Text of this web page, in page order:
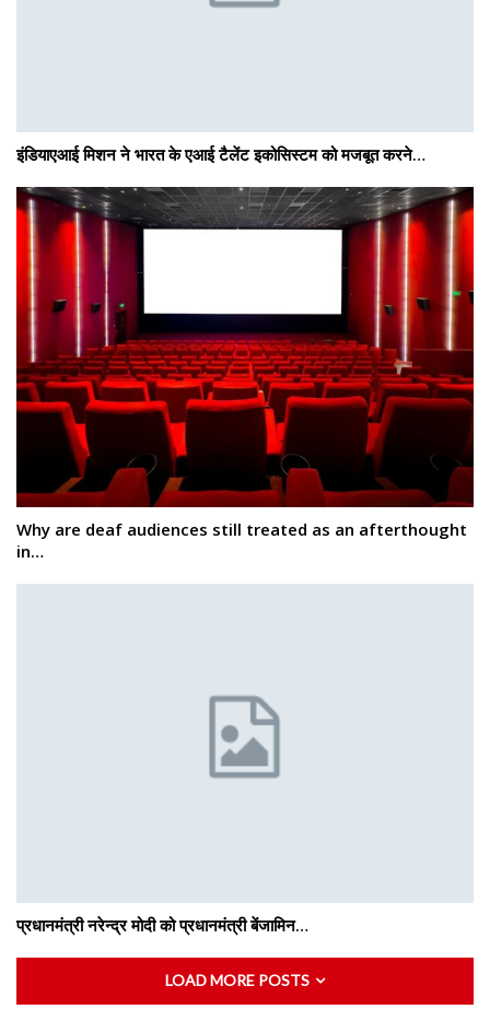
इंडियाएआई मिशन ने भारत के एआई टैलेंट इकोसिस्टम को मजबूत करने…
Why are deaf audiences still treated as an afterthought
in…
प्रधानमंत्री नरेन्द्र मोदी को प्रधानमंत्री बेंजामिन…
LOAD MORE POSTS